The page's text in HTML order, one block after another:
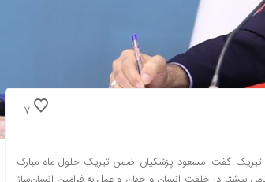
7
تبریک گفت. مسعود پزشکیان ضمن تبریک حلول ماه مبارک